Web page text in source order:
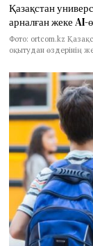
Қазақстан
арналған жеке AI-
Фото: ortcom.kz
оқытудан өздерінің